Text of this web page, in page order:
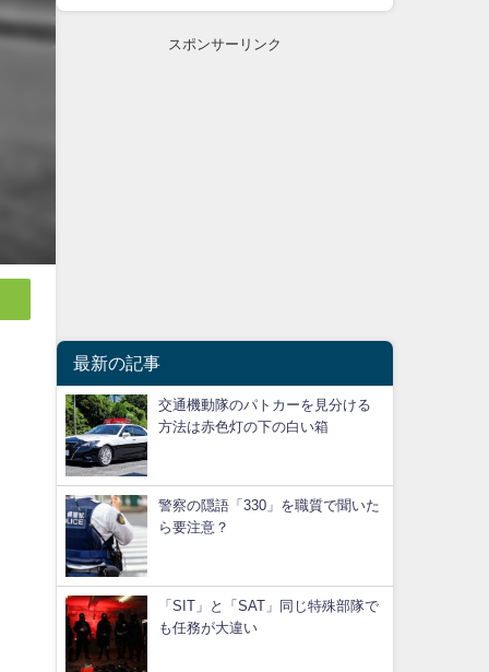
スポンサーリンク
最新の記事
交通機動隊のパトカーを見分ける
方法は赤色灯の下の白い箱
警察の隠語「330」を職質で聞いた
ら要注意？
「SIT」と「SAT」同じ特殊部隊で
も任務が大違い